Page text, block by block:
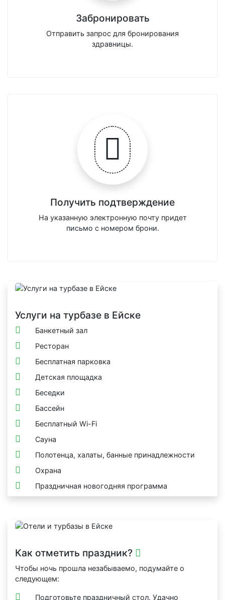
Забронировать
Отправить запрос для бронирования
здравницы.
Получить подтверждение
На указанную электронную почту придет
письмо с номером брони.
Услуги на турбазе в Ейске
Банкетный зал
Ресторан
Бесплатная парковка
Детская площадка
Беседки
Бассейн
Бесплатный Wi-Fi
Сауна
Полотенца, халаты, банные принадлежности
Охрана
Праздничная новогодняя программа
Как отметить праздник?
Чтобы ночь прошла незабываемо, подумайте о
следующем:
Подготовьте праздничный стол. Удачно